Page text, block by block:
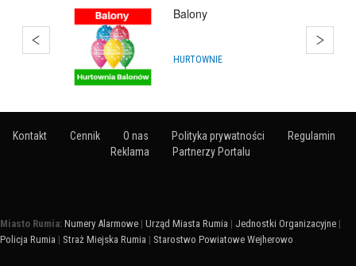
Balony
HURTOWNIE
Kontakt Cennik O nas Polityka prywatności
Regulamin
Reklama
Partnerzy Portalu
Miasto Rumia: Numery Alarmowe | Urząd Miasta Rumia | Jednostki Organizacyjne |
Policja Rumia | Straż Miejska Rumia | Starostwo Powiatowe Wejherowo